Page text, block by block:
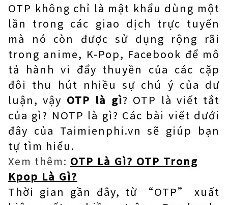
OTP không chỉ là mật khẩu dùng một
lần trong các giao dịch trực tuyến
mà nó còn được sử dụng rộng rãi
trong anime, K-Pop, Facebook để mô
tả hành vi đẩy thuyền của các cặp
đôi thu hút nhiều sự chú ý của dư
luận, vậy OTP là gì? OTP là viết tắt
của gì? NOTP là gì? Các bài viết dưới
đây của Taimienphi.vn sẽ giúp bạn
tự tìm hiểu.
Xem thêm: OTP Là Gì? OTP Trong
Kpop Là Gì?
Thời gian gần đây, từ “OTP” xuất